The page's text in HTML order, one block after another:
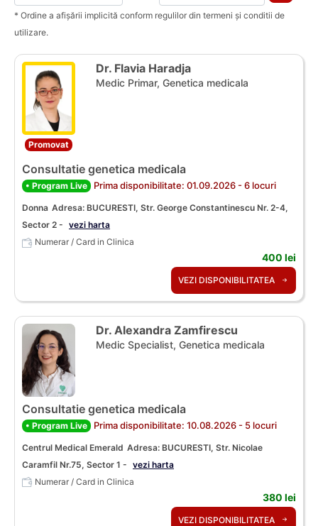
* Ordine a afișării implicită conform regulilor din termeni și conditii de
utilizare.
Promovat
Dr. Flavia Haradja
Medic Primar, Genetica medicala
Consultatie genetica medicala
• Program Live Prima disponibilitate: 01.09.2026 - 6 locuri
Donna Adresa: BUCURESTI, Str. George Constantinescu Nr. 2-4,
Sector 2 - vezi harta
Numerar / Card in Clinica
400 lei
VEZI DISPONIBILITATEA
Dr. Alexandra Zamfirescu
Medic Specialist, Genetica medicala
Consultatie genetica medicala
• Program Live Prima disponibilitate: 10.08.2026 - 5 locuri
Centrul Medical Emerald Adresa: BUCURESTI, Str. Nicolae
Caramfil Nr.75, Sector 1 - vezi harta
Numerar / Card in Clinica
380 lei
VEZI DISPONIBILITATEA